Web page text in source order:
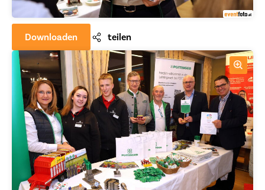
Downloaden teilen